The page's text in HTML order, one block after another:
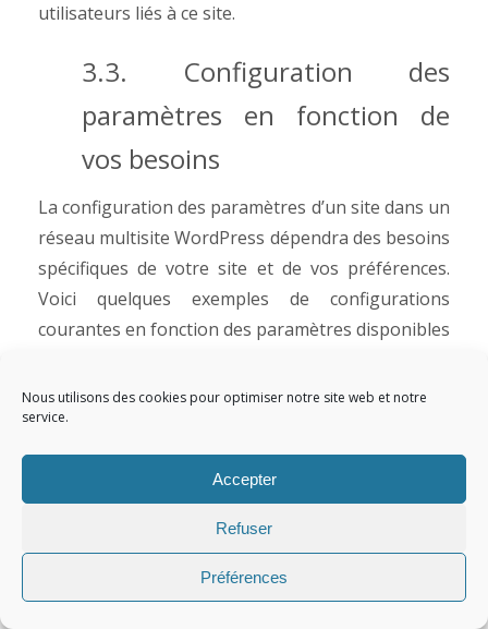
Nous utilisons des cookies pour optimiser notre site web et notre
service.
Accepter
Refuser
Préférences
utilisateurs liés à ce site.
3.3. Configuration des
paramètres en fonction de
vos besoins
La configuration des paramètres d’un site dans un
réseau multisite WordPress dépendra des besoins
spécifiques de votre site et de vos préférences.
Voici quelques exemples de configurations
courantes en fonction des paramètres disponibles
3.3.1. Adresse du site (domaine)
Configurez l’adresse du site en fonction du
domaine que vous souhaitez associer à ce site
DNSsont configurés pour
pointer vers votre installationWordPress.